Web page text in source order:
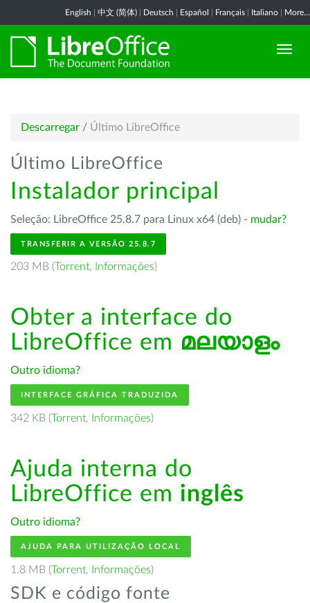
English 中文 (简体) Deutsch Español Français Italiano More...
Descarregar / Último LibreOffice
Último LibreOffice
Instalador principal
Seleção: LibreOffice 25.8.7 para Linux x64 (deb) - mudar?
TRANSFERIR A VERSÃO 25.8.7
203 MB (Torrent, Informações)
Obter a interface do
LibreOffice em മലയാളം
Outro idioma?
INTERFACE GRÁFICA TRADUZIDA
342 KB (Torrent, Informações)
Ajuda interna do
LibreOffice em inglês
Outro idioma?
AJUDA PARA UTILIZAÇÃO LOCAL
1.8 MB (Torrent, Informações)
SDK e código fonte